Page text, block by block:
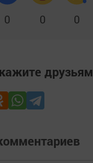
0 0 0
друзьям